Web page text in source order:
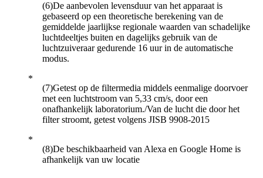
(6)De aanbevolen levensduur van het apparaat is
gebaseerd op een theoretische berekening van de
gemiddelde jaarlijkse regionale waarden van schadelijke
luchtdeeltjes buiten en dagelijks gebruik van de
luchtzuiveraar gedurende 16 uur in de automatische
modus.
(7)Getest op de filtermedia middels eenmalige doorvoer
met een luchtstroom van 5,33 cm/s, door een
onafhankelijk laboratorium./Van de lucht die door het
filter stroomt, getest volgens JISB 9908-2015
(8)De beschikbaarheid van Alexa en Google Home is
afhankelijk van uw locatie